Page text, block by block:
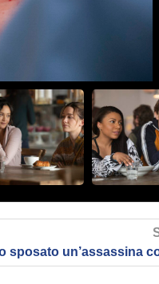
sposato un’assassina